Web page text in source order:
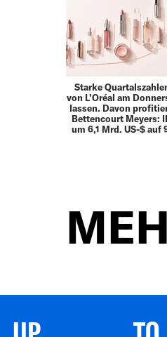
Starke
von L’Oréal am
lassen. Davon
Bettencourt Meyers:
um 6,1 Mrd. US-$ auf